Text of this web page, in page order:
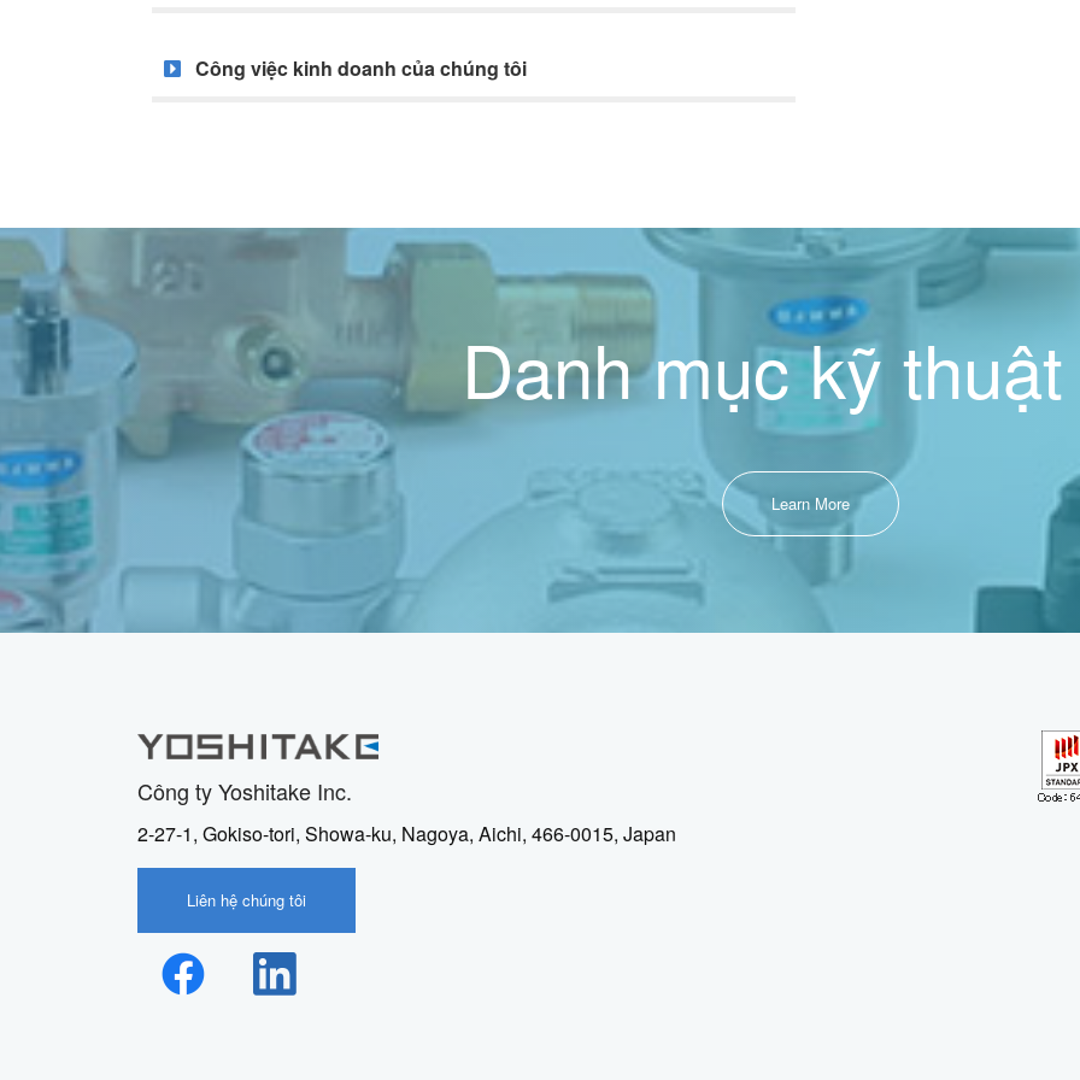
Công việc kinh doanh của chúng tôi
Danh mục kỹ
Learn More
Công ty Yoshitake Inc.
2-27-1, Gokiso-tori, Showa-ku, Nagoya, Aichi, 466-0015, Japan
Liên hệ chúng tôi